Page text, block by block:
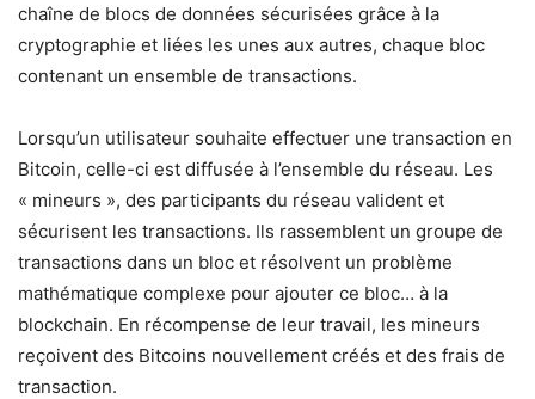
chaîne de blocs de données sécurisées grâce à la
cryptographie et liées les unes aux autres, chaque bloc
contenant un ensemble de transactions.
Lorsqu’un utilisateur souhaite effectuer une transaction en
Bitcoin, celle-ci est diffusée à l’ensemble du réseau. Les
« mineurs », des participants du réseau valident et
sécurisent les transactions. Ils rassemblent un groupe de
transactions dans un bloc et résolvent un problème
mathématique complexe pour ajouter ce bloc… à la
blockchain. En récompense de leur travail, les mineurs
reçoivent des Bitcoins nouvellement créés et des frais de
transaction.